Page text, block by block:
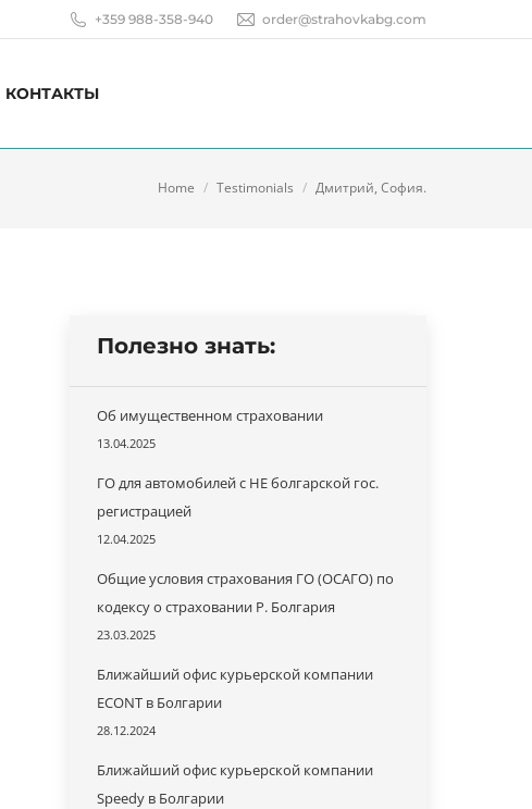
+359 988-358-940 order@strahovkabg.com
КОНТАКТЫ
You are here:
Home Testimonials Дмитрий, София.
Полезно знать:
Об имущественном страховании
13.04.2025
ГО для автомобилей с НЕ болгарской гос.
регистрацией
12.04.2025
Общие условия страхования ГО (ОСАГО) по
кодексу о страховании Р. Болгария
23.03.2025
Ближайший офис курьерской компании
ECONT в Болгарии
28.12.2024
Ближайший офис курьерской компании
Speedy в Болгарии